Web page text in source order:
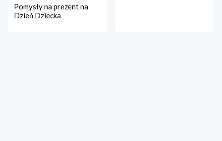
Pomysły na prezent na
Dzień Dziecka